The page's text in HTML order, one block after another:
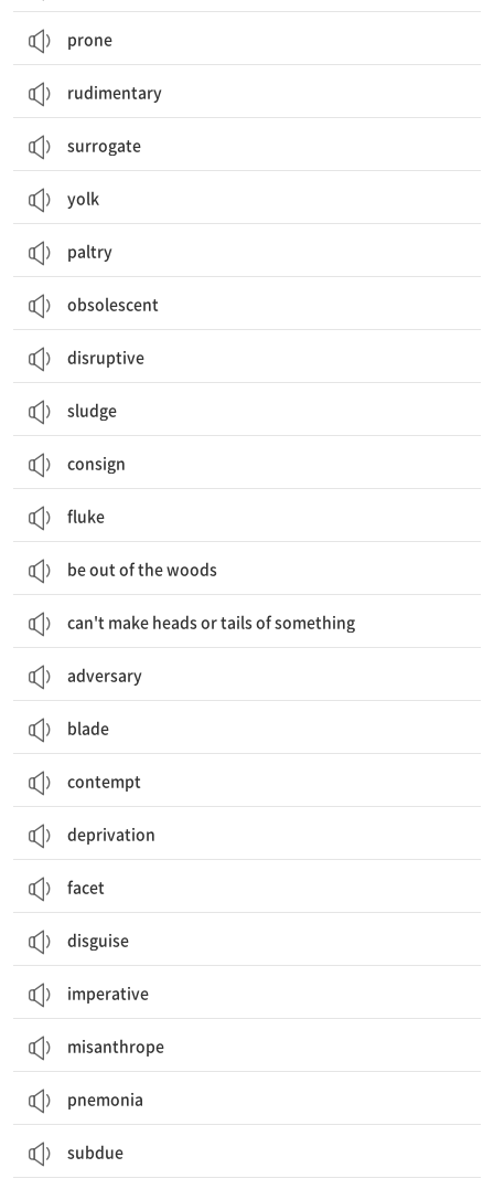
prone
rudimentary
surrogate
yolk
paltry
obsolescent
disruptive
sludge
consign
fluke
be out of the woods
can't make heads or tails of something
adversary
blade
contempt
deprivation
facet
disguise
imperative
misanthrope
pnemonia
subdue